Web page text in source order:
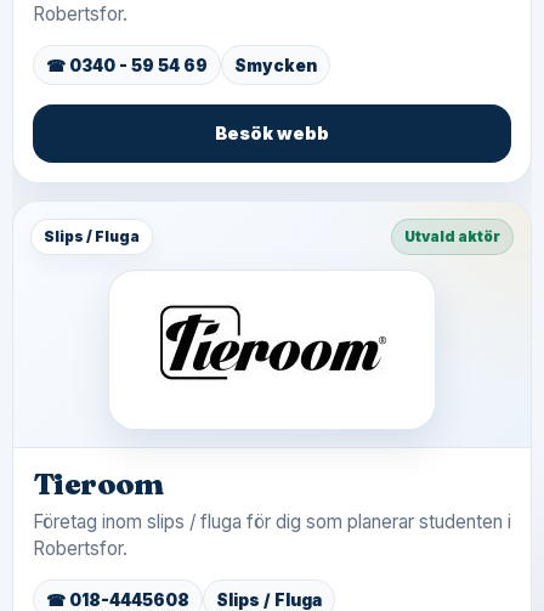
Robertsfor.
☎ 0340 - 59 54 69 Smycken
Besök webb
Slips / Fluga Utvald aktör
Tieroom
Företag inom slips / fluga för dig som planerar studenten i
Robertsfor.
☎ 018-4445608 Slips / Fluga